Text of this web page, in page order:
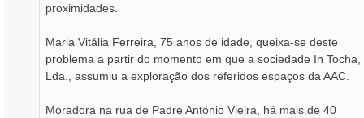
proximidades.
Maria Vitália Ferreira, 75 anos de idade, queixa-se deste
problema a partir do momento em que a sociedade In Tocha,
Lda., assumiu a exploração dos referidos espaços da AAC.
Moradora na rua de Padre António Vieira, há mais de 40